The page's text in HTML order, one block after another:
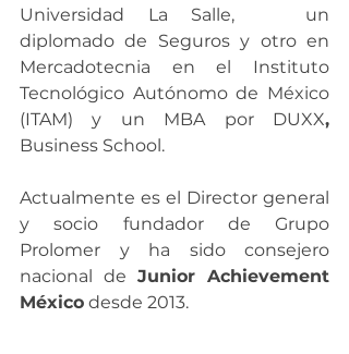
Universidad La Salle,   un
diplomado de Seguros y otro en
Mercadotecnia en el Instituto
Tecnológico Autónomo de México
(ITAM) y un MBA por DUXX
Business School.
Actualmente es el Director general
y socio fundador de Grupo
Prolomer y ha sido consejero
nacional de Junior Achievement
México desde 2013.